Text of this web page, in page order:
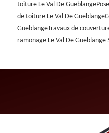
toiture Le Val De Gueblange
de toiture Le Val De Gueblange
GueblangeTravaux de
ramonage Le Val De Gueblange